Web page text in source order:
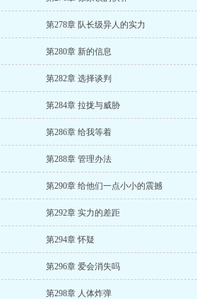
第278章 队长级异人的实力
第280章 新的信息
第282章 选择谈判
第284章 拉拢与威胁
第286章 给我等着
第288章 管理办法
第290章 给他们一点小小的震撼
第292章 实力的差距
第294章 怀疑
第296章 爱会消失吗
第298章 人体炸弹